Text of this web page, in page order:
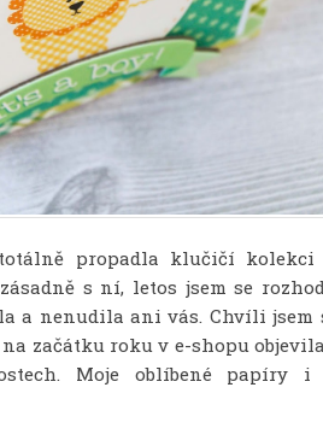
propadla klučičí
zásadně s ní, letos jsem se
a nenudila ani vás. Chvíli jsem
začátku roku v e-shopu
Moje oblíbené papíry i